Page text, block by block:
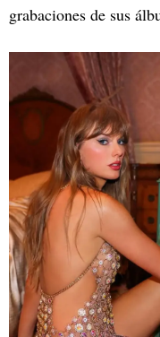
grabaciones de sus